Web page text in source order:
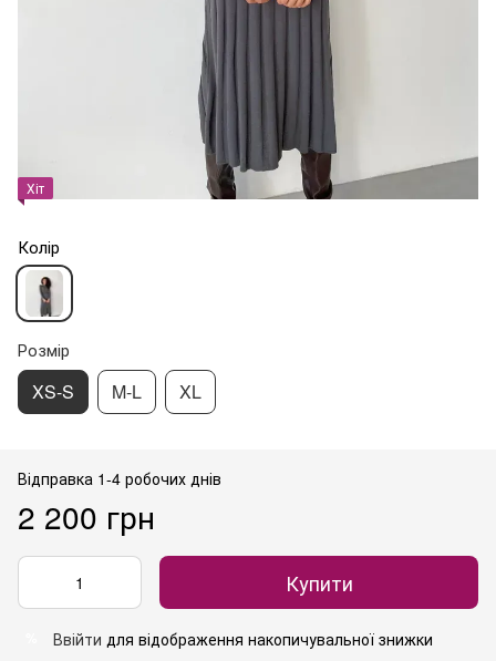
Хіт
Колір
Розмір
XS-S M-L XL
Відправка 1-4 робочих днів
2 200 грн
Купити
Ввійти для відображення накопичувальної знижки